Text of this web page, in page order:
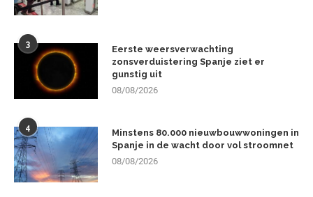
3
Eerste weersverwachting
zonsverduistering Spanje ziet er
gunstig uit
08/08/2026
4
Minstens 80.000 nieuwbouwwoningen in
Spanje in de wacht door vol stroomnet
08/08/2026